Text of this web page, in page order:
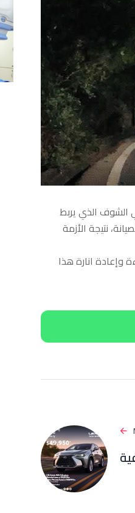
الشوف الذي يربط
نتيجة الأزمة
وإعادة انارة هذا